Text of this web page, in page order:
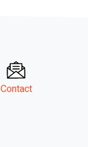
Contact